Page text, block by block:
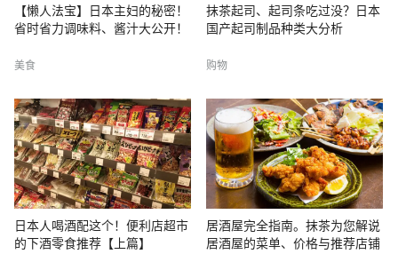
【懒人法宝】日本主妇的秘密！
省时省力调味料、酱汁大公开！
美食
抹茶起司、起司条吃过没？日本
国产起司制品种类大分析
购物
日本人喝酒配这个！便利店超市
的下酒零食推荐【上篇】
居酒屋完全指南。抹茶为您解说
居酒屋的菜单、价格与推荐店铺